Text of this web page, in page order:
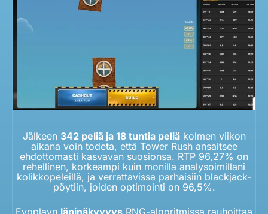
Jälkeen 342 peliä ja 18 tuntia peliäkolmen viikon
aikana voin todeta, että Tower Rush ansaitsee
ehdottomasti kasvavan suosionsa. RTP 96,27% on
rehellinen, korkeampi kuin monilla analysoimillani
kolikkopeleillä, ja verrattavissa parhaisiin blackjack-
pöytiin, joiden optimointi on 96,5%.